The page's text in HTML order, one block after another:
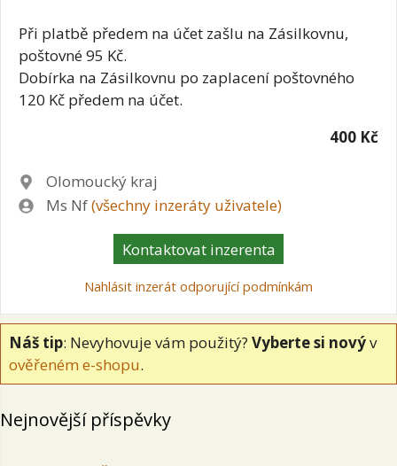
Při platbě předem na účet zašlu na Zásilkovnu,
poštovné 95 Kč.
Dobírka na Zásilkovnu po zaplacení poštovného
120 Kč předem na účet.
400 Kč
Lokalita
Olomoucký kraj
Zadavatel
Ms Nf(všechny inzeráty uživatele)
Kontaktovat inzerenta
Nahlásit inzerát odporující podmínkám
Náš tip: Nevyhovuje vám použitý? Vyberte si novýv
ověřeném e-shopu.
Nejnovější příspěvky